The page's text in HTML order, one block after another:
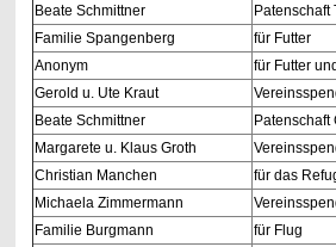
Beate Schmittner
Patenschaft
Familie Spangenberg
für Futter
Anonym
für Futter
Gerold u. Ute Kraut
Beate Schmittner
Patenschaft
Margarete u. Klaus Groth
Christian Manchen
für das
Michaela Zimmermann
Familie Burgmann
für Flug